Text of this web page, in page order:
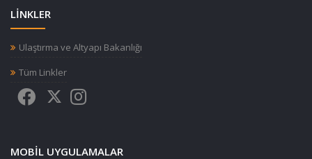
LİNKLER
Ulaştırma ve Altyapı Bakanlığı
Tüm Linkler
MOBIL UYGULAMALAR